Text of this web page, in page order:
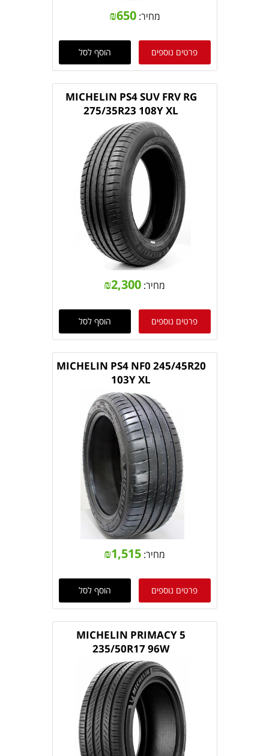
מחיר: ₪650
פרטים נוספים הוסף לסל
MICHELIN PS4 SUV FRV RG
275/35R23 108Y XL
מחיר: ₪2,300
פרטים נוספים הוסף לסל
MICHELIN PS4 NF0 245/45R20
103Y XL
מחיר: ₪1,515
פרטים נוספים הוסף לסל
MICHELIN PRIMACY 5
235/50R17 96W